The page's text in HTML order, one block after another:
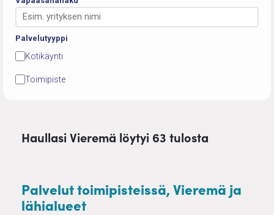
Palvelutyyppi
Kotikäynti
Toimipiste
Haullasi Vieremä löytyi 63 tulosta
Palvelut toimipisteissä, Vieremä ja
lähialueet